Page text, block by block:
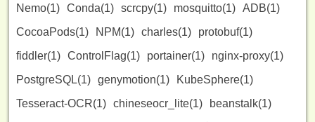
Nemo(1) Conda(1) scrcpy(1) mosquitto(1) ADB(1)
CocoaPods(1)
NPM(1) charles(1)
protobuf(1)
fiddler(1) ControlFlag(1) portainer(1)
nginx-proxy(1)
PostgreSQL(1) genymotion(1)
KubeSphere(1)
Tesseract-OCR(1) chineseocr_lite(1)
beanstalk(1)